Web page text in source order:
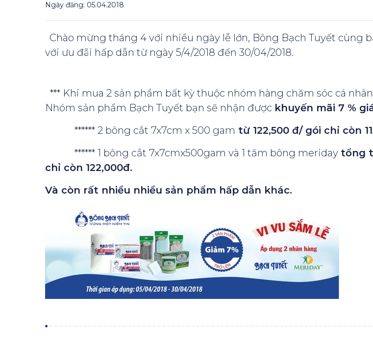
Ngày đăng: 05.04.2018
Chào mừng tháng 4 với nhiều ngày lễ lớn, Bông Bạch Tuyết cùng
với ưu đãi hấp dẫn từ ngày 5/4/2018 đến 30/04/2018.
*** Khi mua 2 sản phẩm bất kỳ thuộc nhóm hàng chăm sóc cá
Nhóm sản phẩm Bạch Tuyết bạn sẽ nhận được khuyến mãi 7 %
****** 2 bông cắt 7x7cm x 500 gam từ 122,500 đ/ gói chỉ còn
****** 1 bông cắt 7x7cmx500gam và 1 tăm bông meriday tổng
chỉ còn 122,000đ.
Và còn rất nhiều nhiều sản phẩm hấp dẫn khác.